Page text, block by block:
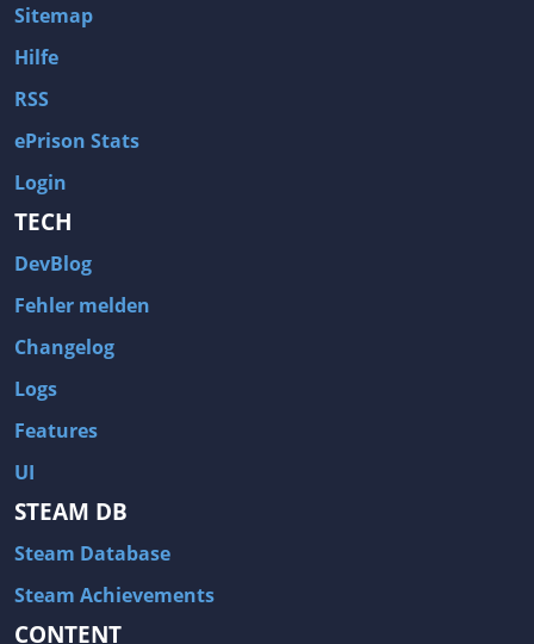
Sitemap
Hilfe
RSS
ePrison Stats
Login
TECH
DevBlog
Fehler melden
Changelog
Logs
Features
UI
STEAM DB
Steam Database
Steam Achievements
CONTENT